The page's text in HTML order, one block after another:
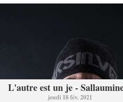
L'autre est un je -
jeudi 18 fév. 2021